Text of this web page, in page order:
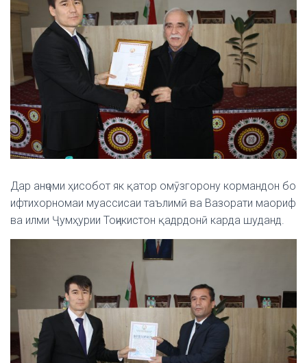
Дар анҷоми ҳисобот як қатор омӯзгорону кормандон бо
ифтихорномаи муассисаи таълимӣ ва Вазорати маориф
ва илми Ҷумҳурии Тоҷикистон қадрдонӣ карда шуданд.